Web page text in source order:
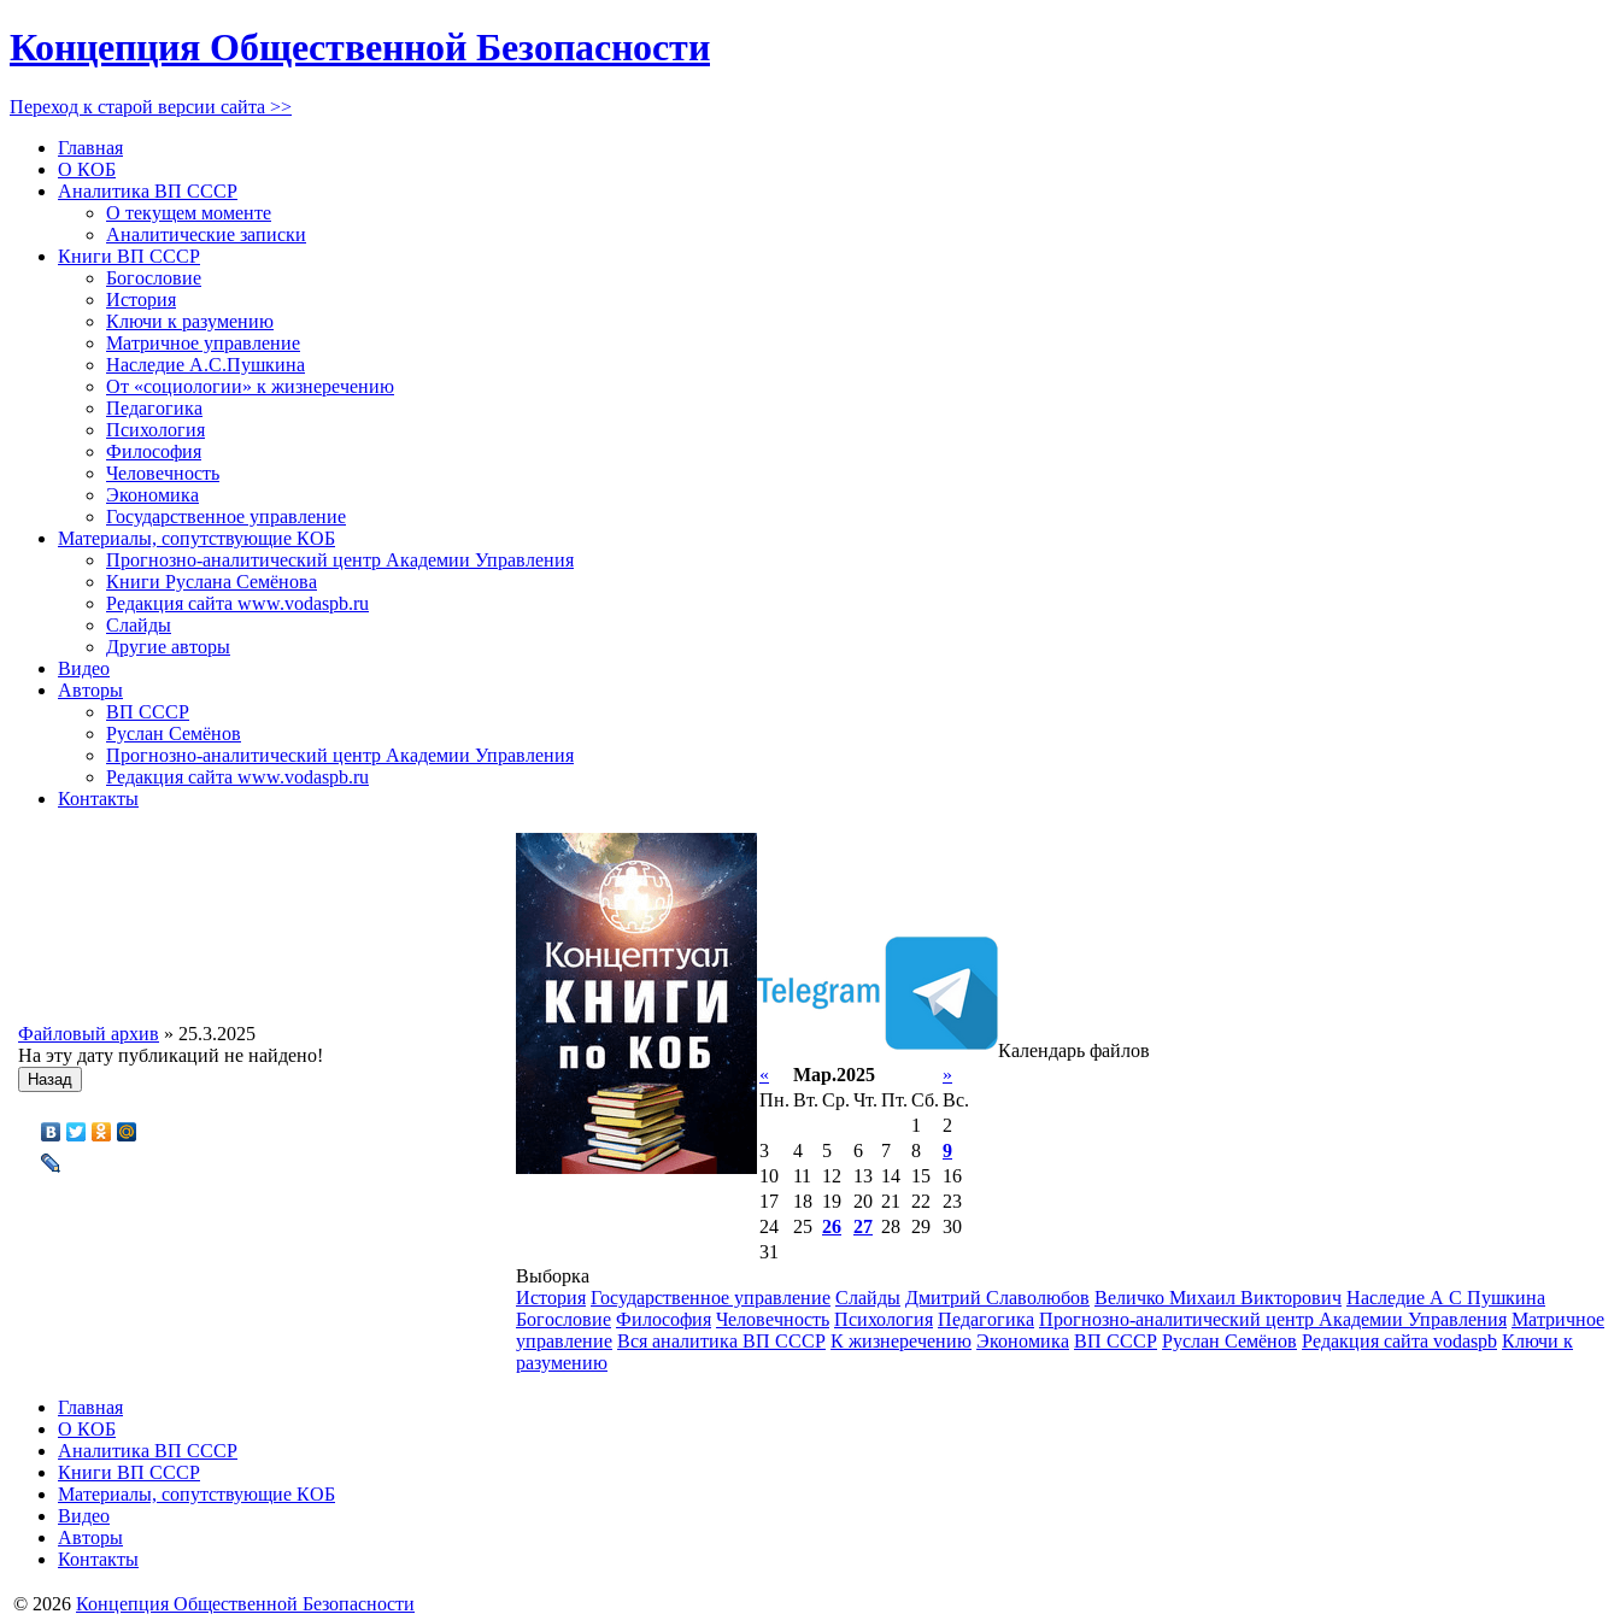
Концепция Общественной Безопасности
Переход к старой версии сайта >>
Главная
О КОБ
Аналитика ВП СССР
О текущем моменте
Аналитические записки
Книги ВП СССР
Богословие
История
Ключи к разумению
Матричное управление
Наследие А.С.Пушкина
От «социологии» к жизнеречению
Педагогика
Психология
Философия
Человечность
Экономика
Государственное управление
Материалы, сопутствующие КОБ
Прогнозно-аналитический центр Академии Управления
Книги Руслана Семёнова
Редакция сайта www.vodaspb.ru
Слайды
Другие авторы
Видео
Авторы
ВП СССР
Руслан Семёнов
Прогнозно-аналитический центр Академии Управления
Редакция сайта www.vodaspb.ru
Контакты
Файловый архив » 25.3.2025
На эту дату публикаций не найдено!
Назад
Календарь файлов
«
Мар.2025
»
Пн. Вт. Ср. Чт. Пт. Сб. Вс.
1
2
3
4 5 6 7 8
9
10
11 12 13 14 15
16
17
18 19 20 21 22
23
24
25 26 27 28 29 30
31
Выборка
История Государственное управление Слайды Дмитрий Славолюбов Величко Михаил Викторович Наследие А С Пушкина
Богословие Философия Человечность Психология Педагогика Прогнозно-аналитический центр Академии Управления Матричное
управление Вся аналитика ВП СССР К жизнеречению Экономика ВП СССР Руслан Семёнов Редакция сайта vodaspb Ключи к
разумению
Главная
О КОБ
Аналитика ВП СССР
Книги ВП СССР
Материалы, сопутствующие КОБ
Видео
Авторы
Контакты
© 2026 Концепция Общественной Безопасности